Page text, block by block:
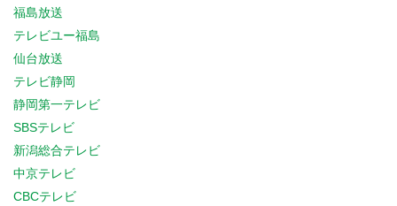
福島放送
テレビユー福島
仙台放送
テレビ静岡
静岡第一テレビ
SBSテレビ
新潟総合テレビ
中京テレビ
CBCテレビ